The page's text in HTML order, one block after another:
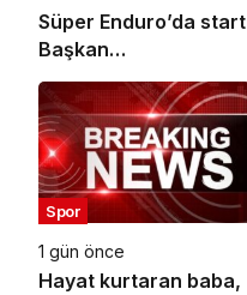
Süper Enduro’da start
Başkan
Büyükakın’dan
Spor
1 gün önce
Hayat kurtaran baba,